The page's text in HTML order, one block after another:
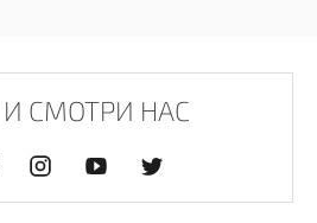
СМОТРИ НАС